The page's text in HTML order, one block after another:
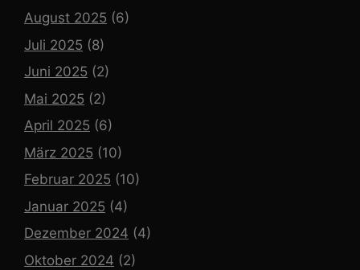
August 2025 (6)
Juli 2025 (8)
Juni 2025 (2)
Mai 2025 (2)
April 2025 (6)
März 2025 (10)
Februar 2025 (10)
Januar 2025 (4)
Dezember 2024 (4)
Oktober 2024 (2)